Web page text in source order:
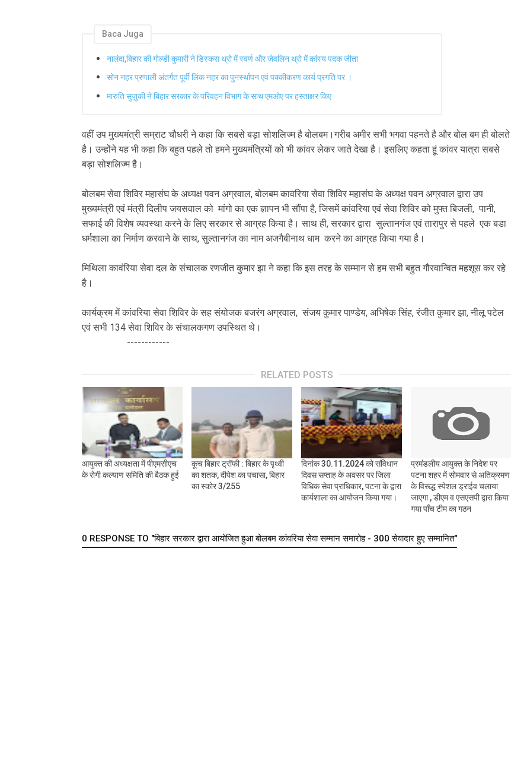
Baca Juga
नालंदा,बिहार की गोल्डी कुमारी ने डिस्कस थ्रो में स्वर्ण और जेवलिन थ्रो में कांस्य पदक जीता
सोन नहर प्रणाली अंतर्गत पूर्वी लिंक नहर का पुनर्स्थापन एवं पक्कीकरण कार्य प्रगति पर ।
मारुति सुज़ुकी ने बिहार सरकार के परिवहन विभाग के साथ एमओए पर हस्ताक्षर किए
वहीं उप मुख्यमंत्री सम्राट चौधरी ने कहा कि सबसे बड़ा सोशलिज्म है बोलबम।गरीब अमीर सभी भगवा पहनते है और बोल बम ही बोलते
है। उन्होंने यह भी कहा कि बहुत पहले तो हमने मुख्यमंत्रियों को भी कांवर लेकर जाते देखा है। इसलिए कहता हूं कांवर यात्रा सबसे
बड़ा सोशलिज्म है।
बोलबम सेवा शिविर महासंघ के अध्यक्ष पवन अग्रवाल, बोलबम कावरिया सेवा शिविर महासंघ के अध्यक्ष पवन अग्रवाल द्वारा उप
मुख्यमंत्री एवं मंत्री दिलीप जयसवाल को मांगो का एक ज्ञापन भी सौंपा है, जिसमें कांवरिया एवं सेवा शिविर को मुफ्त बिजली, पानी,
सफाई की विशेष व्यवस्था करने के लिए सरकार से आग्रह किया है। साथ ही, सरकार द्वारा सुल्तानगंज एवं तारापुर से पहले एक बडा
धर्मशाला का निर्माण करवाने के साथ, सुल्तानगंज का नाम अजगैबीनाथ धाम करने का आग्रह किया गया है।
मिथिला कावंरिया सेवा दल के संचालक रणजीत कुमार झा ने कहा कि इस तरह के सम्मान से हम सभी बहुत गौरवान्वित महशूस कर रहे
है।
कार्यक्रम में कांवरिया सेवा शिविर के सह संयोजक बजरंग अग्रवाल, संजय कुमार पाण्डेय, अभिषेक सिंह, रंजीत कुमार झा, नीलू पटेल
एवं सभी 134 सेवा शिविर के संचालकगण उपस्थित थे।
------------
RELATED POSTS
आयुक्त की अध्यक्षता में पीएमसीएच
के रोगी कल्याण समिति की बैठक हुई
कूच बिहार ट्रॉफी : बिहार के पृथ्वी
का शतक, दीपेश का पचासा, बिहार
का स्कोर 3/255
दिनांक 30.11.2024 को संविधान
दिवस सप्ताह के अवसर पर जिला
विधिक सेवा प्राधिकार, पटना के द्वारा
कार्यशाला का आयोजन किया गया।
प्रमंडलीय आयुक्त के निदेश पर
पटना शहर में सोमवार से अतिक्रमण
के विरूद्ध स्पेशल ड्राईव चलाया
जाएगा , डीएम व एसएसपी द्वारा किया
गया पाँच टीम का गठन
0 RESPONSE TO "बिहार सरकार द्वारा आयोजित हुआ बोलबम कांवरिया सेवा सम्मान समारोह - 300 सेवादार हुए सम्मानित"